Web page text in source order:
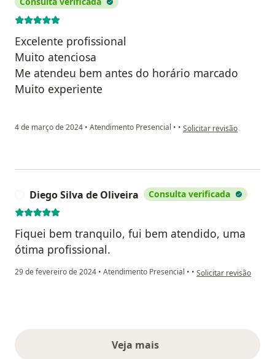
Excelente profissional
Muito atenciosa
Me atendeu bem antes do horário marcado
Muito experiente
4 de março de 2024 • Atendimento Presencial • • na opinião do utilizador
Solicitar revisão
Diego Silva de Oliveira Consulta verificada
Fiquei bem tranquilo, fui bem atendido, uma
ótima profissional.
29 de fevereiro de 2024 • Atendimento Presencial • • na opinião do
Solicitar revisão
Veja maisopiniões acima